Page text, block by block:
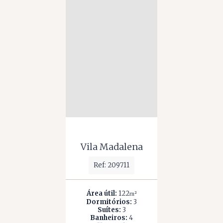
Vila Madalena
Ref: 209711
Área útil: 122m²
Dormitórios: 3
Suítes: 3
Banheiros: 4